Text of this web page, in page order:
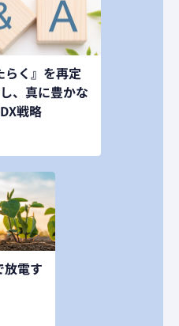
く』を再定
、真に豊かな
戦略
放電す